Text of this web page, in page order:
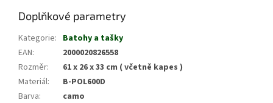
Doplňkové parametry
Kategorie: Batohy a tašky
EAN:
2000020826558
Rozměr:
61 x 26 x 33 cm ( včetně kapes )
Materiál:
B-POL600D
Barva: camo